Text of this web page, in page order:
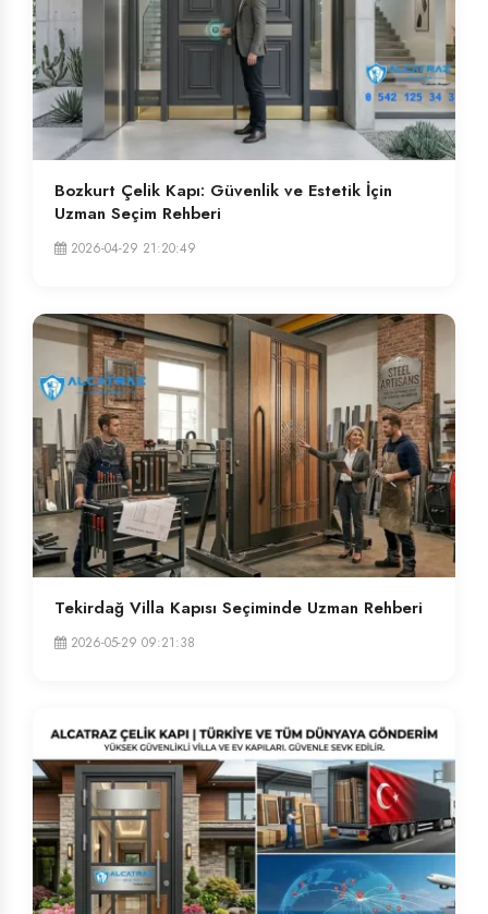
Bozkurt Çelik Kapı: Güvenlik ve Estetik İçin
Uzman Seçim Rehberi
2026-04-29 21:20:49
Tekirdağ Villa Kapısı Seçiminde Uzman Rehberi
2026-05-29 09:21:38